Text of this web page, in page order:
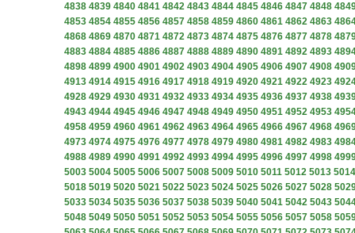
4838 4839 4840 4841 4842 4843 4844 4845 4846 4847 4848
4853 4854 4855 4856 4857 4858 4859 4860 4861 4862 4863
4868 4869 4870 4871 4872 4873 4874 4875 4876 4877 4878
4883 4884 4885 4886 4887 4888 4889 4890 4891 4892 4893
4898 4899 4900 4901 4902 4903 4904 4905 4906 4907 4908
4913 4914 4915 4916 4917 4918 4919 4920 4921 4922 4923
4928 4929 4930 4931 4932 4933 4934 4935 4936 4937 4938
4943 4944 4945 4946 4947 4948 4949 4950 4951 4952 4953
4958 4959 4960 4961 4962 4963 4964 4965 4966 4967 4968
4973 4974 4975 4976 4977 4978 4979 4980 4981 4982 4983
4988 4989 4990 4991 4992 4993 4994 4995 4996 4997 4998
5003 5004 5005 5006 5007 5008 5009 5010 5011 5012 5013 5014
5018 5019 5020 5021 5022 5023 5024 5025 5026 5027 5028
5033 5034 5035 5036 5037 5038 5039 5040 5041 5042 5043
5048 5049 5050 5051 5052 5053 5054 5055 5056 5057 5058